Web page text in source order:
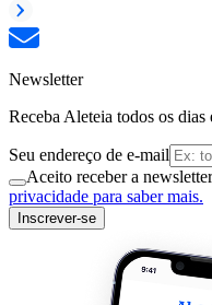
Newsletter
Receba Aleteia todos os dias
Seu endereço de e-mail
Aceito receber a
privacidade para saber mais.
Inscrever-se